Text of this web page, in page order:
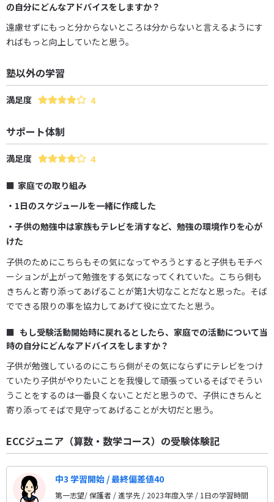
の自分にどんなアドバイスをしますか？
遠慮せずにもっと分からないところは分からないと言えるようにす
ればもっと向上していたと思う。
塾以外の学習
満足度 4
サポート体制
満足度 4
家庭での取り組み
・1日のスケジュールを一緒に作成した
・子供の勉強中は家族もテレビを消すなど、勉強の環境作りを心が
けた
子供のためにこちらもその気になってやろうとすると子供もモチベ
ーションが上がって勉強をする気になってくれていた。こちら側も
きちんと寄り添ってあげることが第1大切なことだなと思った。そば
でできる限りの事を協力してあげて役に立てたと思う。
もし受験活動開始時に戻れるとしたら、家庭での活動について当
時の自分にどんなアドバイスをしますか？
子供が勉強しているのにこちら側がその気にならずにテレビをつけ
ていたり子供がやりたいことを我慢して頑張っているそばでそうい
うことをするのは一番良くないことだと思うので、子供にきちんと
寄り添ってそばで見守ってあげることが大切だと思う。
ECCジュニア（算数・数学コース）の受験体験記
中3 学習開始 / 最終偏差値40
第一志望/ 保護者 / 進学先/ 2023年度入学 / 1日の学習時間